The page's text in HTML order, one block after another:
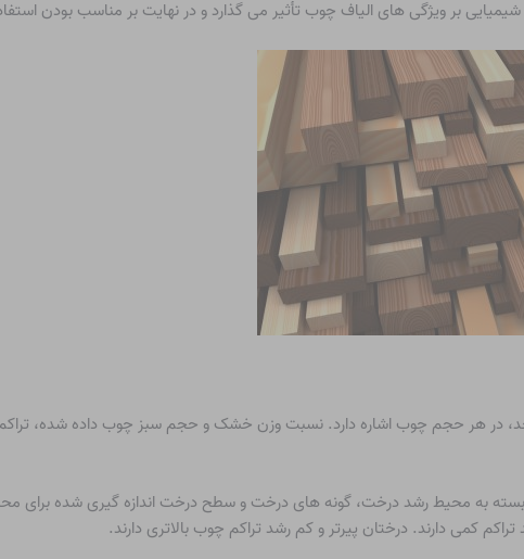
بر ویژگی های الیاف چوب تأثیر می گذارد و در نهایت بر مناسب بودن
در هر حجم چوب اشاره دارد. نسبت وزن خشک و حجم سبز چوب داده شده،
بسته به محیط رشد درخت، گونه های درخت و سطح درخت اندازه گیری شده برای
کمی دارند. درختان پیرتر و کم رشد تراکم چوب بالاتری دارند.